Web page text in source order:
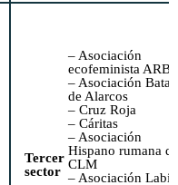
Tercer
sector
– Asociación
ecofeminista
– Asociación
de Alarcos
– Cruz Roja
– Cáritas
– Asociación
Hispano rumana de
CLM
– Asociación Labid